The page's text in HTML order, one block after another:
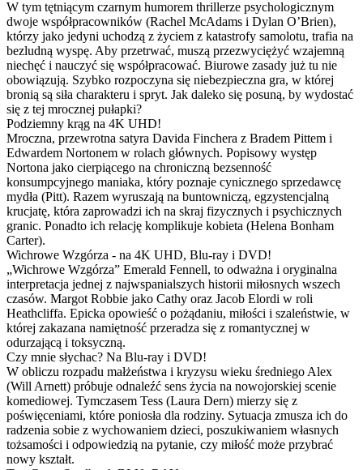
W tym tętniącym czarnym humorem thrillerze psychologicznym
dwoje współpracowników (Rachel McAdams i Dylan O’Brien),
którzy jako jedyni uchodzą z życiem z katastrofy samolotu, trafia na
bezludną wyspę. Aby przetrwać, muszą przezwyciężyć wzajemną
niechęć i nauczyć się współpracować. Biurowe zasady już tu nie
obowiązują. Szybko rozpoczyna się niebezpieczna gra, w której
bronią są siła charakteru i spryt. Jak daleko się posuną, by wydostać
się z tej mrocznej pułapki?
Podziemny krąg na 4K UHD!
Mroczna, przewrotna satyra Davida Finchera z Bradem Pittem i
Edwardem Nortonem w rolach głównych. Popisowy występ
Nortona jako cierpiącego na chroniczną bezsenność
konsumpcyjnego maniaka, który poznaje cynicznego sprzedawcę
mydła (Pitt). Razem wyruszają na buntowniczą, egzystencjalną
krucjatę, która zaprowadzi ich na skraj fizycznych i psychicznych
granic. Ponadto ich relację komplikuje kobieta (Helena Bonham
Carter).
Wichrowe Wzgórza - na 4K UHD, Blu-ray i DVD!
„Wichrowe Wzgórza” Emerald Fennell, to odważna i oryginalna
interpretacja jednej z najwspanialszych historii miłosnych wszech
czasów. Margot Robbie jako Cathy oraz Jacob Elordi w roli
Heathcliffa. Epicka opowieść o pożądaniu, miłości i szaleństwie, w
której zakazana namiętność przeradza się z romantycznej w
odurzającą i toksyczną.
Czy mnie słychac? Na Blu-ray i DVD!
W obliczu rozpadu małżeństwa i kryzysu wieku średniego Alex
(Will Arnett) próbuje odnaleźć sens życia na nowojorskiej scenie
komediowej. Tymczasem Tess (Laura Dern) mierzy się z
poświęceniami, które poniosła dla rodziny. Sytuacja zmusza ich do
radzenia sobie z wychowaniem dzieci, poszukiwaniem własnych
tożsamości i odpowiedzią na pytanie, czy miłość może przybrać
nowy kształt.